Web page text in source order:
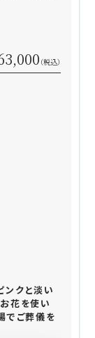
（税込）
ンクと淡い
花を使い
でご葬儀を